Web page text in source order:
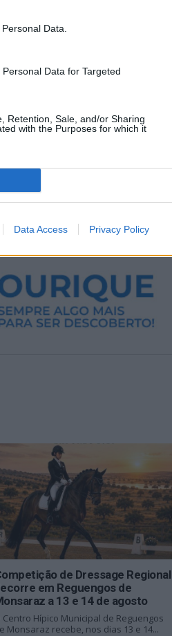
Data.
Data for Targeted
Retention, Sale, and/or Sharing
with the Purposes for which it
Data Access Privacy Policy
de Dressage Regional
em Reguengos de
a 13 e 14 de agosto
Centro Hípico Municipal de Reguengos
Monsaraz recebe, nos dias 13 e 14...